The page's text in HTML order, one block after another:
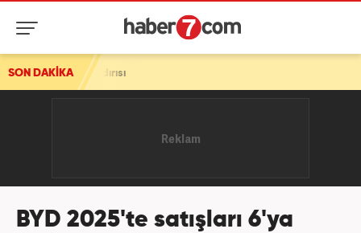
SON DAKİKA
BYD 2025'te satışları 6'ya